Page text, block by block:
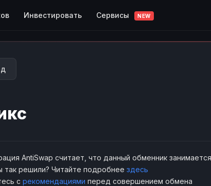
Инвестировать Сервисы NEW
AntiSwap считает, что данный обменник
так решили? Читайте подробнее здесь
с рекомендациями перед совершением обмена